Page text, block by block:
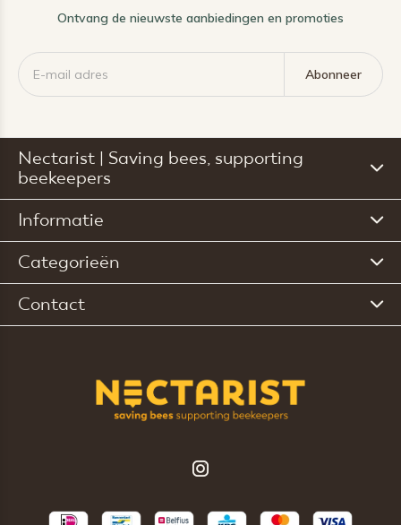
Ontvang de nieuwste aanbiedingen en promoties
Abonneer
Nectarist | Saving bees, supporting
beekeepers
Informatie
Categorieën
Contact